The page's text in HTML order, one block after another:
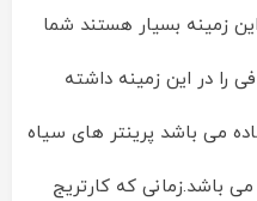
زمینه بسیار هستند شما
را در این زمینه داشته
می باشد پرینتر های سیاه
باشد.زمانی که کارتریج